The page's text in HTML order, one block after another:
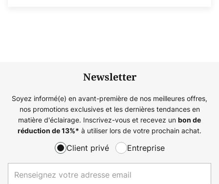
Newsletter
Soyez informé(e) en avant-première de nos meilleures offres,
nos promotions exclusives et les dernières tendances en
matière d'éclairage. Inscrivez-vous et recevez un bon de
réduction de13%* à utiliser lors de votre prochain achat.
Client privé Entreprise